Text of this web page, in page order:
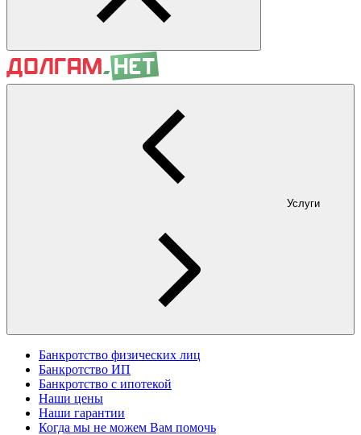
Услуги
Банкротство физических лиц
Банкротство ИП
Банкротство с ипотекой
Наши цены
Наши гарантии
Когда мы не можем Вам помочь